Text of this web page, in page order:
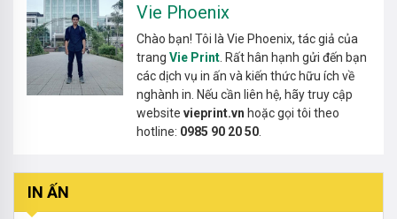
Vie Phoenix
Chào bạn! Tôi là Vie Phoenix, tác giả của
trangVie Print . Rất hân hạnh gửi đến bạn
các dịch vụ in ấn và kiến thức hữu ích về
nghành in. Nếu cần liên hệ, hãy truy cập
websitevieprint.vn hoặc gọi tôi theo
hotline: 0985 90 20 50
IN ẤN